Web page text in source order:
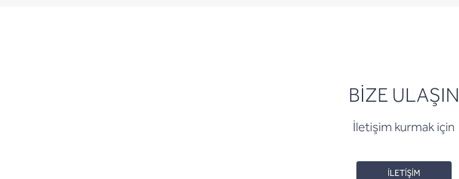
BİZE ULAŞIN
İletişim kurmak için
İLETİŞİM